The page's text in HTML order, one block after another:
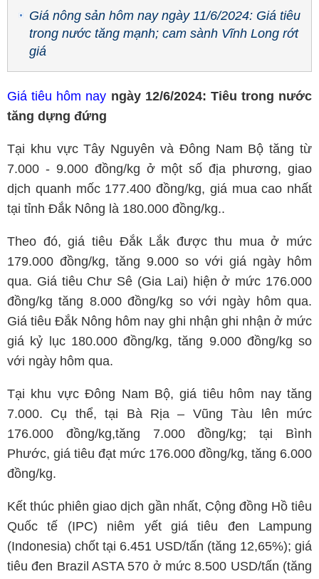
Giá nông sản hôm nay ngày 11/6/2024: Giá tiêu
trong nước tăng mạnh; cam sành Vĩnh Long rớt
giá
Giá tiêu hôm nay ngày 12/6/2024: Tiêu trong nước
tăng dựng đứng
Tại khu vực Tây Nguyên và Đông Nam Bộ tăng từ
7.000 - 9.000 đồng/kg ở một số địa phương, giao
dịch quanh mốc 177.400 đồng/kg, giá mua cao nhất
tại tỉnh Đắk Nông là 180.000 đồng/kg..
Theo đó, giá tiêu Đắk Lắk được thu mua ở mức
179.000 đồng/kg, tăng 9.000 so với giá ngày hôm
qua. Giá tiêu Chư Sê (Gia Lai) hiện ở mức 176.000
đồng/kg tăng 8.000 đồng/kg so với ngày hôm qua.
Giá tiêu Đắk Nông hôm nay ghi nhận ghi nhận ở mức
giá kỷ lục 180.000 đồng/kg, tăng 9.000 đồng/kg so
với ngày hôm qua.
Tại khu vực Đông Nam Bộ, giá tiêu hôm nay tăng
7.000. Cụ thể, tại Bà Rịa – Vũng Tàu lên mức
176.000 đồng/kg,tăng 7.000 đồng/kg; tại Bình
Phước, giá tiêu đạt mức 176.000 đồng/kg, tăng 6.000
đồng/kg.
Kết thúc phiên giao dịch gần nhất, Cộng đồng Hồ tiêu
Quốc tế (IPC) niêm yết giá tiêu đen Lampung
(Indonesia) chốt tại 6.451 USD/tấn (tăng 12,65%); giá
tiêu đen Brazil ASTA 570 ở mức 8.500 USD/tấn (tăng